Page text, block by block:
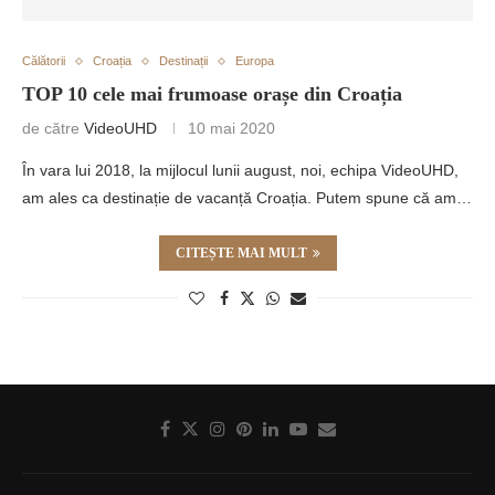
Călătorii Croația Destinații Europa
TOP 10 cele mai frumoase orașe din Croația
de către VideoUHD 10 mai 2020
În vara lui 2018, la mijlocul lunii august, noi, echipa VideoUHD,
am ales ca destinație de vacanță Croația. Putem spune că am…
CITEȘTE MAI MULT